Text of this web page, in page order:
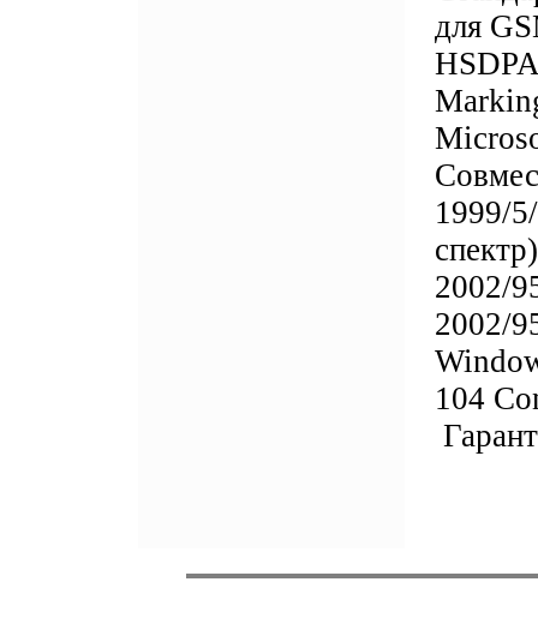
для
1999/
2002/
2002/
104